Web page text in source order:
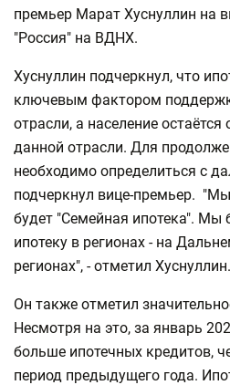
премьер Марат Хуснуллин на
"Россия" на ВДНХ.
Хуснуллин подчеркнул, что
ключевым фактором
отрасли, а население
данной отрасли. Для
необходимо определиться с
подчеркнул вице-премьер.
будет "Семейная ипотека". Мы
ипотеку в регионах - на
регионах", - отметил Хуснуллин.
Он также отметил
Несмотря на это, за январь
больше ипотечных кредитов,
период предыдущего года.